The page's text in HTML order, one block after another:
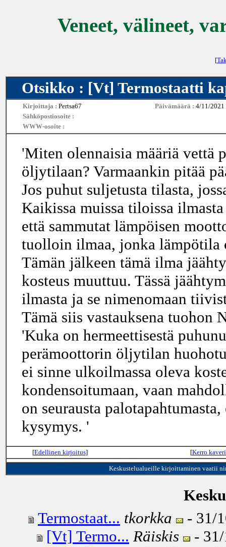
Veneet, välineet,
[
Otsikko : [Vt] Termostaatti
Kirjoittaja : Pertsa67 Päivämäärä : 4/11/
Sähköpostiosoite :
WWW-osoite :
'Miten olennaisia määriä vettä
öljytilaan? Varmaankin pitää
Jos puhut suljetusta tilasta,
Kaikissa muissa tiloissa
että sammutat lämpöisen
tuolloin ilmaa, jonka
Tämän jälkeen tämä ilma
kosteus muuttuu. Tässä
ilmasta ja se nimenomaan
Tämä siis vastauksena tuohon
'Kuka on hermeettisestä
perämoottorin öljytilan
ei sinne ulkoilmassa oleva
kondensoitumaan, vaan
on seurausta
kysymys. '
[Edellinen kirjoitus] [Kerro
Keskustelualueille kirjoittaminen vaatii
Termostaat... tkorkka
- 31/
[Vt] Termo... Räiskis
-